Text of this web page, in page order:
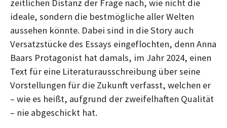
zeitlichen Distanz der Frage nach, wie nicht die
ideale, sondern die bestmögliche aller Welten
aussehen könnte. Dabei sind in die Story auch
Versatzstücke des Essays eingeflochten, denn Anna
Baars Protagonist hat damals, im Jahr 2024, einen
Text für eine Literaturausschreibung über seine
Vorstellungen für die Zukunft verfasst, welchen er
– wie es heißt, aufgrund der zweifelhaften Qualität
– nie abgeschickt hat.